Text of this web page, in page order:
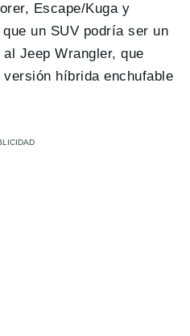
Escape/Kuga y
un SUV podría ser un
Jeep Wrangler, que
híbrida enchufable